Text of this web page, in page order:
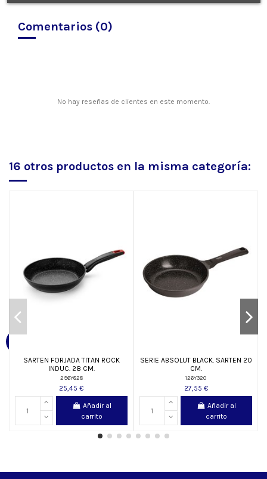
Comentarios (0)
No hay reseñas de clientes en este momento.
16 otros productos en la misma categoría:
SARTEN FORJADA TITAN ROCK
INDUC. 28 CM.
296Y828
25,45 €
Añadir al
carrito
SERIE ABSOLUT BLACK. SARTEN 20
CM.
126Y320
27,55 €
Añadir al
carrito